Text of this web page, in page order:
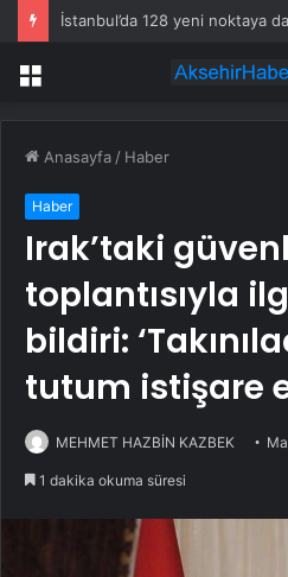
İstanbul’da 128 yeni noktaya
Menü
Anasayfa / Haber
Haber
Irak’taki
toplantısıyla
bildiri:
tutum istişare
MEHMET HAZBİN KAZBEK
1 dakika okuma süresi